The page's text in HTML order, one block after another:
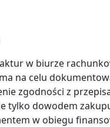
w biurze
na celu
zgodności z
tylko dowodem
w obiegu